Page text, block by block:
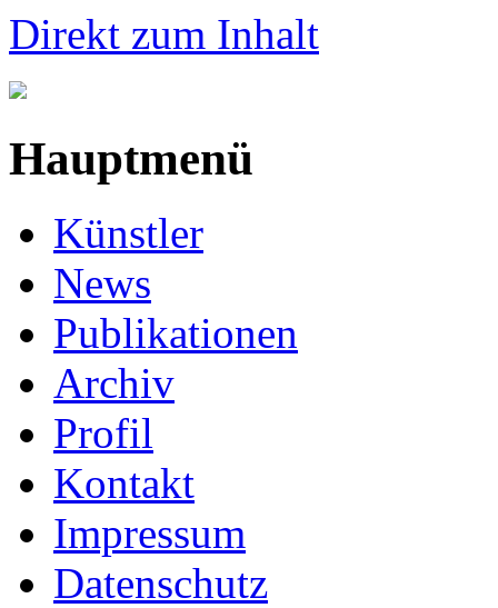
Direkt zum Inhalt
Hauptmenü
Künstler
News
Publikationen
Archiv
Profil
Kontakt
Impressum
Datenschutz